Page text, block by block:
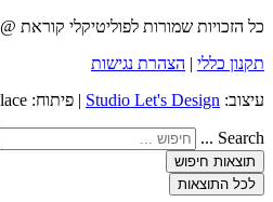
כל הזכויות שמורות לפוליטיקלי קוראת @ 2022
תקנון כללי | הצהרת נגישות
עיצוב: Studio Let's Design | פיתוח: ePlace
Search ...
תוצאות חיפוש
לכל התוצאות